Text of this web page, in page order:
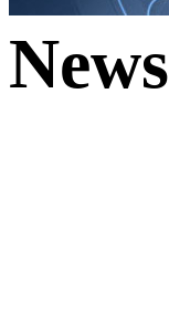
News